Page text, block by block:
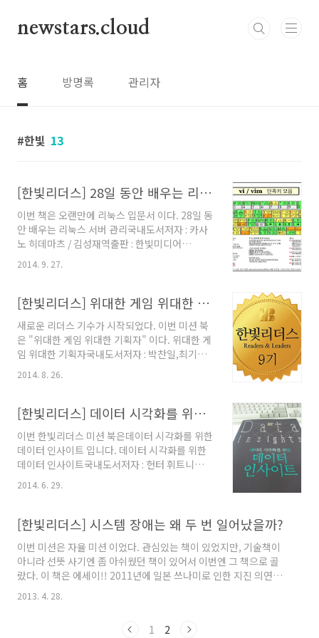
newstars.cloud
홈 방명록 관리자
한빛 13
[한빛리더스] 28일 동안 배우는 리눅스 서버 관리
이번 책은 오랜만에 리눅스 입문서 이다. 28일 동
안 배우는 리눅스 서버 관리국내도서저자 : 카사
노 히데마츠 / 김성재역출판 : 한빛미디어
2014.09.01상세보기 표지를 봐서는 누가 봐도
리눅스 책이다. 빨간 모자에, 펭귄까지!! 학부때
서버 운영관리를 10년가까이 하고 있는데,옛날
면, 우선 다른 리눅스 입문서와는 다르게서버 -
클라이언트, 네트워크 등일반적으로 필요한 서버
관련 기술 및 이론에 대한 개념부터 설명하고 시
작한다.그리고 서버를 설치하고 실제 윈도우에서
나로서는 아쉬운 점이 더 많은 책인듯 하다. 예
시..
2014. 9. 27.
[한빛리더스] 위대한 게임 위대한 기획자
새로운 리더스 기수가 시작되었다. 이번 미션 북
은 "위대한 게임 위대한 기획자" 이다. 위대한 게
임 위대한 기획자국내도서저자 : 박찬일,최기운
출판 : 한빛미디어 2014.07.20상세보기 원래는
오라일리의 베이지안 통계 책을 하려고 했으나,
래도 게임 쪽에 관심이 더 많이 갔기에 이 책을 골
썬을 활용한 베이지안 통계국내도서저자 : 앨런
B. 다우니(Allen B. Downey) / 권정민역출판 :
한빛미디어 2014.07.21상세보기 게임 산업이 발
전 하면서 게임 개발과 게임 기획에 대한 관심이
혀서 출시가 된다. 그..
2014. 8. 26.
[한빛리더스] 데이터 시각화를 위한 데이터 인사이트
이번 한빛리더스 미션 북은데이터 시각화를 위한
데이터 인사이트 입니다. 데이터 시각화를 위한
데이터 인사이트국내도서저자 : 헌터 휘트니
(Hunter Whitney) / 한선용역출판 : 한빛미디
어 2014.04.28상세보기 처음 받았을 때,비닐로
낌었다. 겉표지 질감도 부들부들 하니 참 좋고, 데
이터 시각화 라 주제라서 그런지 몰라도 올컬러!!
참 비싸보이는 책이었다.ㅎㅎㅎㅎ 요즘 회사 업
무도 그렇고, 데이터 시각화에 참 많은 관심이 있
는데, 기존에 있는 수치들을 데이터로 정리하고
그 데이터를 그래프로 보여주는 시각화. 그래서
2014. 6. 29.
[한빛리더스] 시스템 장애는 왜 두 번 일어났을까?
이번 미션은 자율 미션 이었다. 관심있는 책이 있었지만, 기술책이
아니라 선뜻 사기엔 좀 아쉬웠던 책이 있어서 이번엔 그 책으로 골
랐다. 이 책은 에세이!! 2011년에 일본 쓰나미로 인한 지진 의연금
장애 조치한 내용을 에세이로 묶은 책이다. 시스템장애는 왜 두번
한빛미디어 2012.07.01상세보기 장애조치에 대한 이야기 이다 보
2013. 4. 28.
1 2